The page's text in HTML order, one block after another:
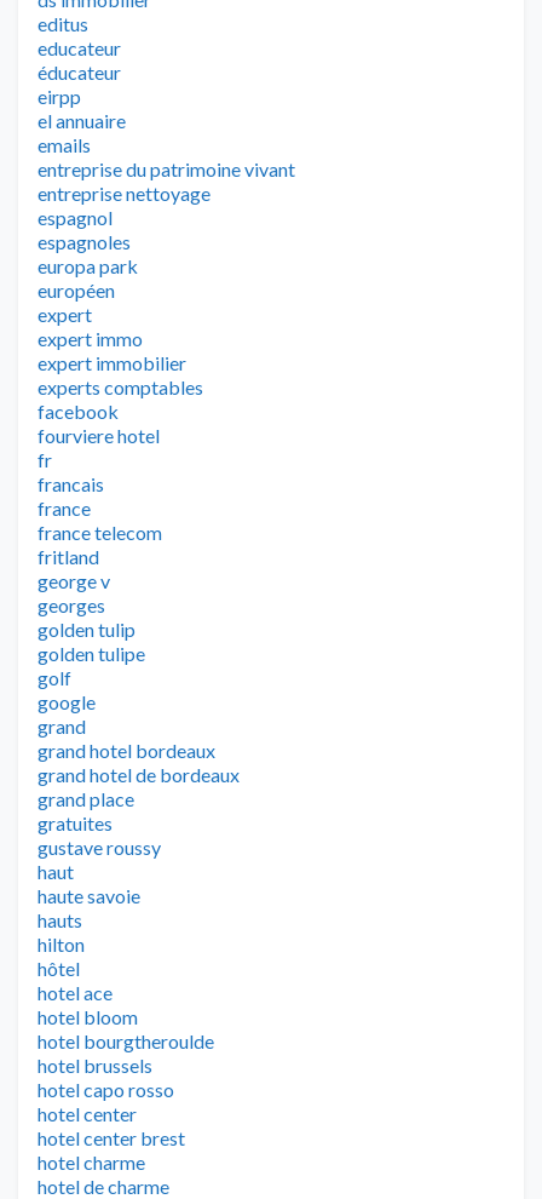
editus
educateur
éducateur
eirpp
el annuaire
emails
entreprise du patrimoine vivant
entreprise nettoyage
espagnol
espagnoles
europa park
européen
expert
expert immo
expert immobilier
experts comptables
facebook
fourviere hotel
fr
francais
france
france telecom
fritland
george v
georges
golden tulip
golden tulipe
golf
google
grand
grand hotel bordeaux
grand hotel de bordeaux
grand place
gratuites
gustave roussy
haut
haute savoie
hauts
hilton
hôtel
hotel ace
hotel bloom
hotel bourgtheroulde
hotel brussels
hotel capo rosso
hotel center
hotel center brest
hotel charme
hotel de charme